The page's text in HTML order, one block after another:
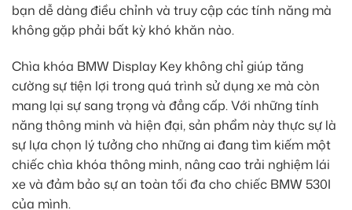
bạn dễ dàng điều chỉnh và truy cập các tính năng mà
không gặp phải bất kỳ khó khăn nào.
Chìa khóa BMW Display Key không chỉ giúp tăng
cường sự tiện lợi trong quá trình sử dụng xe mà còn
mang lại sự sang trọng và đẳng cấp. Với những tính
năng thông minh và hiện đại, sản phẩm này thực sự là
sự lựa chọn lý tưởng cho những ai đang tìm kiếm một
chiếc chìa khóa thông minh, nâng cao trải nghiệm lái
xe và đảm bảo sự an toàn tối đa cho chiếc BMW 530I
của mình.